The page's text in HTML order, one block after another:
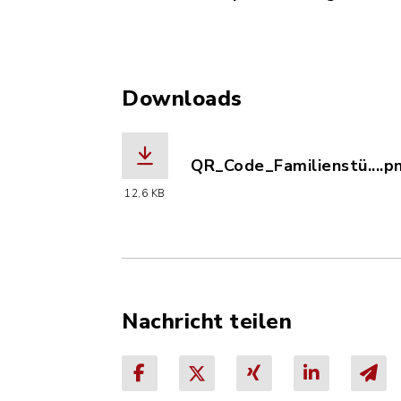
Downloads
12,6 KB
Nachricht teilen